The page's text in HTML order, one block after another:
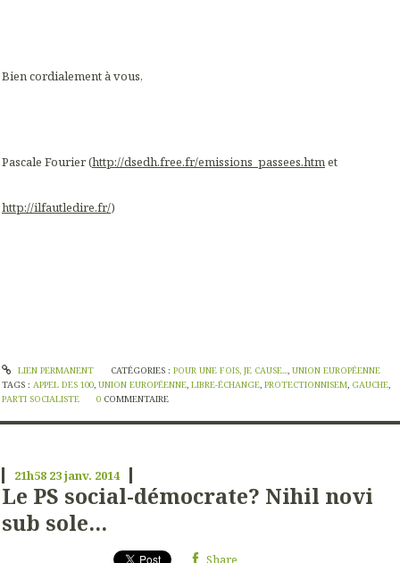
Bien cordialement à vous,
Pascale Fourier (http://dsedh.free.fr/emissions_passees.htmet
http://ilfautledire.fr/)
LIEN PERMANENT CATÉGORIES : POUR UNE FOIS, JE CAUSE..., UNION EUROPÉENNE
TAGS : APPEL DES 100, UNION EUROPÉENNE, LIBRE-ÉCHANGE, PROTECTIONNISEM, GAUCHE,
PARTI SOCIALISTE
0 COMMENTAIRE
21h58 23janv. 2014
Le PS social-démocrate? Nihil novi
sub sole...
Share